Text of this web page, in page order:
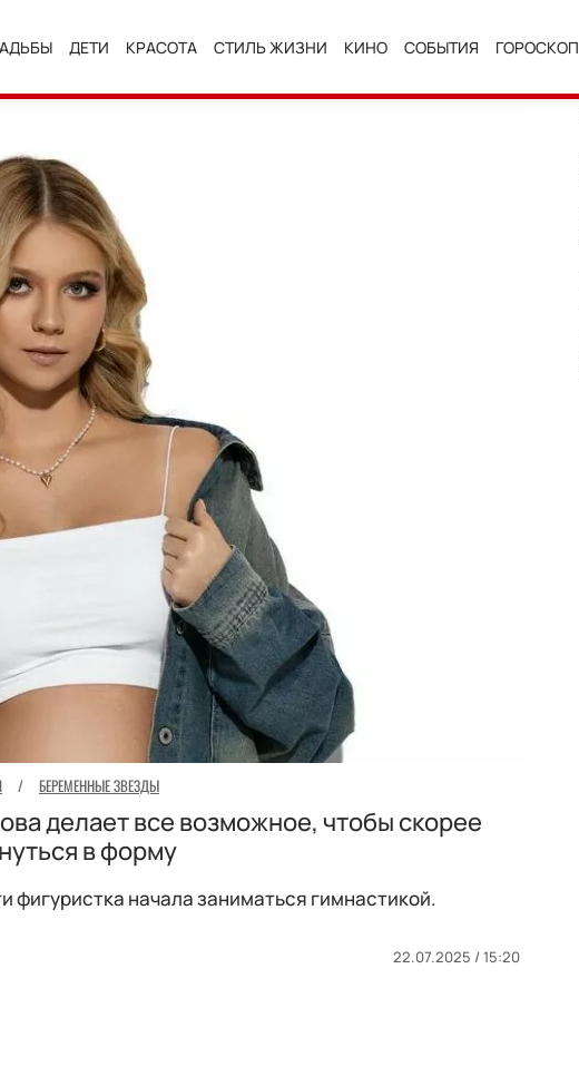
ДЕТИ КРАСОТА СТИЛЬ ЖИЗНИ КИНО СОБЫТИЯ ГОРОСКОП
/ БЕРЕМЕННЫЕ ЗВЕЗДЫ
делает все возможное, чтобы скорее
в форму
фигуристка начала заниматься гимнастикой.
22.07.2025 / 15:20